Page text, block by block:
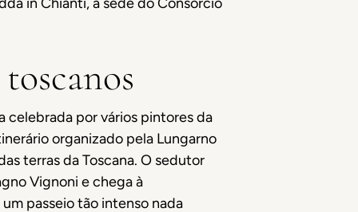
celebrada por vários pintores da
organizado pela Lungarno
terras da Toscana. O sedutor
Vignoni e chega à
passeio tão intenso nada